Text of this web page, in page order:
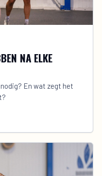
NA ELKE
En wat zegt het